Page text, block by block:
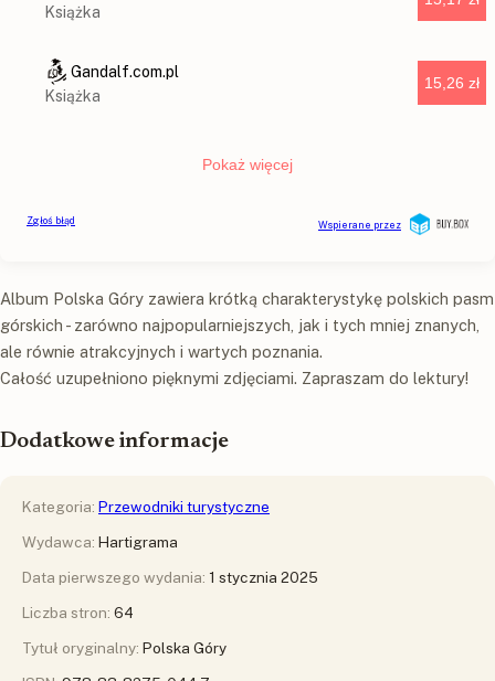
Album Polska Góry zawiera krótką charakterystykę polskich pasm
górskich - zarówno najpopularniejszych, jak i tych mniej znanych,
ale równie atrakcyjnych i wartych poznania.
Całość uzupełniono pięknymi zdjęciami. Zapraszam do lektury!
Dodatkowe informacje
Kategoria: Przewodniki turystyczne
Wydawca: Hartigrama
Data pierwszego wydania: 1 stycznia 2025
Liczba stron: 64
Tytuł oryginalny: Polska Góry